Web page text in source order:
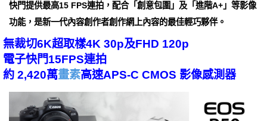
快門提供最高15 FPS連拍，配合「創意包圍」及「進階A+」等影像
功能，是新一代內容創作者創作網上內容的最佳輕巧夥伴。
無裁切6K超取樣4K 30p及FHD 120p
電子快門15FPS連拍
約 2,420萬畫素高速APS-C CMOS 影像感測器